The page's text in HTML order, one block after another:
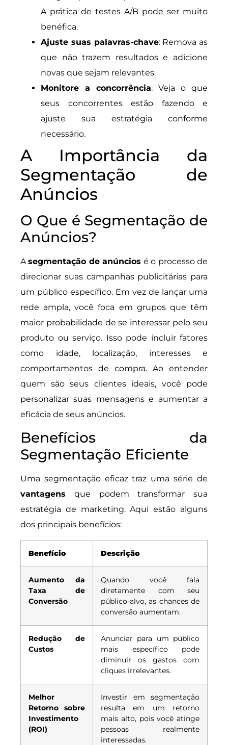
A prática de testes A/B pode ser muito
benéfica.
Ajuste suas palavras-chave: Remova as
que não trazem resultados e adicione
novas que sejam relevantes.
Monitore a concorrência: Veja o que
seus concorrentes estão fazendo e
ajuste sua estratégia conforme
necessário.
A Importância da
Segmentação de
Anúncios
O Que é Segmentação de
Anúncios?
Asegmentação de anúncios é o processo de
direcionar suas campanhas publicitárias para
um público específico. Em vez de lançar uma
rede ampla, você foca em grupos que têm
maior probabilidade de se interessar pelo seu
produto ou serviço. Isso pode incluir fatores
como idade, localização, interesses e
comportamentos de compra. Ao entender
quem são seus clientes ideais, você pode
personalizar suas mensagens e aumentar a
eficácia de seus anúncios.
Benefícios da
Segmentação Eficiente
Uma segmentação eficaz traz uma série de
vantagens que podem transformar sua
estratégia de marketing. Aqui estão alguns
dos principais benefícios:
Benefício Descrição
Aumento da
Taxa de
Conversão
Quando você fala
diretamente com seu
público-alvo, as chances de
conversão aumentam.
Redução de
Custos
Anunciar para um público
mais específico pode
diminuir os gastos com
cliques irrelevantes.
Melhor
Retorno sobre
Investimento
(ROI)
Investir em segmentação
resulta em um retorno
mais alto, pois você atinge
pessoas realmente
interessadas.